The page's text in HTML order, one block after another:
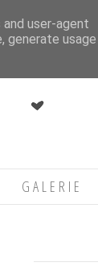
GALERIE
user-agent
generate usage